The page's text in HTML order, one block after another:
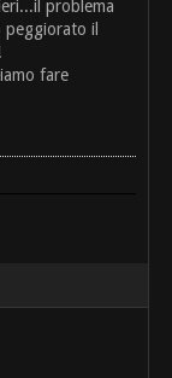
problema
il
fare